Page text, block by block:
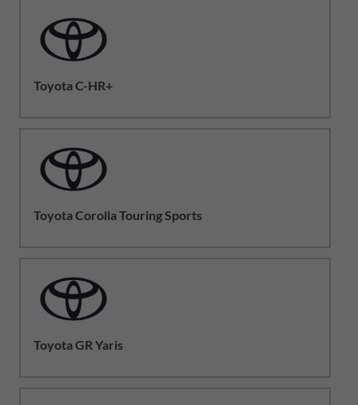
Toyota C-HR+
Toyota Corolla Touring Sports
Toyota GR Yaris